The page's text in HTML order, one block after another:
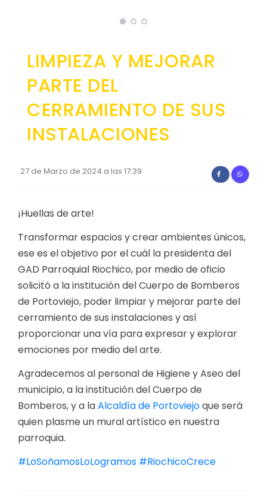
Plan de desarrollo y Ordenamiento Territorial -
Plan Anual Contratación - PAC
Plan Operativo Anual - POA
Cédulas presupuestarias y balances
Ejecución Presupuestaria
Obras y proyectos
LIMPIEZA Y MEJORAR
PARTE DEL
CERRAMIENTO DE SUS
INSTALACIONES
27 de Marzo de 2024 a las 17:39
¡Huellas de arte!
Transformar espacios y crear ambientes únicos,
ese es el objetivo por el cuál la presidenta del
GAD Parroquial Riochico, por medio de oficio
solicitó a la institución del Cuerpo de Bomberos
de Portoviejo, poder limpiar y mejorar parte del
cerramiento de sus instalaciones y así
proporcionar una vía para expresar y explorar
emociones por medio del arte.
Agradecemos al personal de Higiene y Aseo del
municipio, a la institución del Cuerpo de
Bomberos, y a laAlcaldía de Portoviejoque será
quien plasme un mural artístico en nuestra
parroquia.
#LoSoñamosLoLogramos #RiochicoCrece